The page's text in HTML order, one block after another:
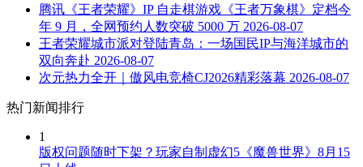
腾讯《王者荣耀》IP 自走棋游戏《王者万象棋》定档今
年 9 月，全网预约人数突破 5000 万 2026-08-07
王者荣耀城市派对登陆青岛：一场国民IP与海洋城市的
双向奔赴 2026-08-07
次元热力全开｜傲风电竞椅CJ2026精彩落幕 2026-08-07
热门新闻排行
1
版权问题随时下架？玩家自制虚幻5《魔兽世界》8月15